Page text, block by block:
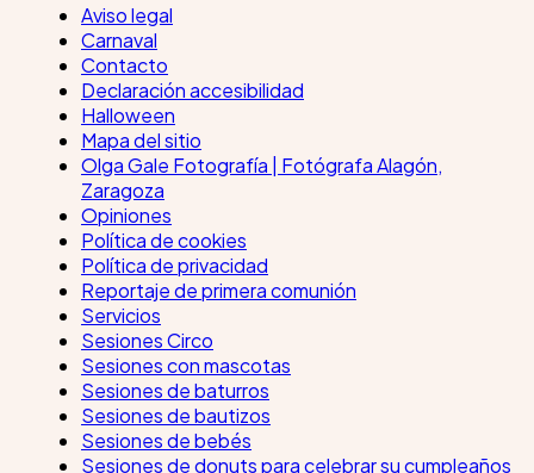
Aviso legal
Carnaval
Contacto
Declaración accesibilidad
Halloween
Mapa del sitio
Olga Gale Fotografía | Fotógrafa Alagón,
Zaragoza
Opiniones
Política de cookies
Política de privacidad
Reportaje de primera comunión
Servicios
Sesiones Circo
Sesiones con mascotas
Sesiones de baturros
Sesiones de bautizos
Sesiones de bebés
Sesiones de donuts para celebrar su cumpleaños